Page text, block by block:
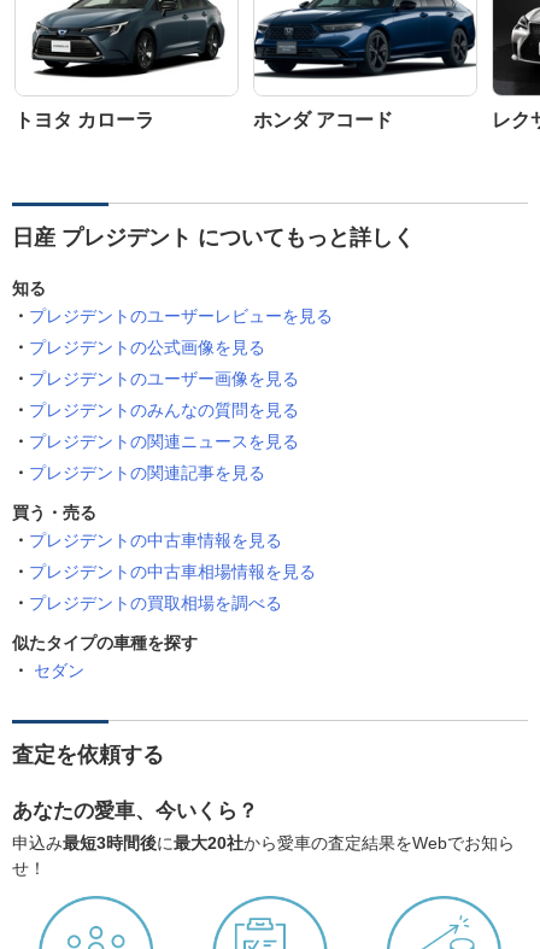
トヨタ カローラ ホンダ アコード レク
日産 プレジデント についてもっと詳しく
知る
プレジデントのユーザーレビューを見る
プレジデントの公式画像を見る
プレジデントのユーザー画像を見る
プレジデントのみんなの質問を見る
プレジデントの関連ニュースを見る
プレジデントの関連記事を見る
買う・売る
プレジデントの中古車情報を見る
プレジデントの中古車相場情報を見る
プレジデントの買取相場を調べる
似たタイプの車種を探す
セダン
査定を依頼する
あなたの愛車、今いくら？
申込み最短3時間後に最大20社から愛車の査定結果をWebでお知ら
せ！